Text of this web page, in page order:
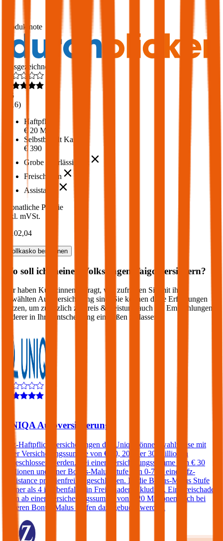
Produktnote
Ausgezeichnet
4,6
216)
Haftpflicht
€ 20 Mio.
Selbstbehalt Kasko
€ 390
Grobe Fahrlässigkeit
Freischaden
Assistance
Monatliche Prämie
inkl. mVSt.
€ 102,04
Vollkasko berechnen
Wo soll ich meinen Volkswagen Taigo versichern?
Wir haben Kund:innen befragt, wie zufrieden Sie mit ihrer
gewählten Autoversicherung sind. Sie können diese Erfahrungen
nutzen, um zusätzlich zu Preis & Leistung auch die Empfehlungen
anderer in Ihre Entscheidung einfließen zu lassen:
UNIQA Autoversicherung
Kfz-Haftpflichtversicherungen der Uniqa können wahlweise mit
einer Versicherungssumme von € 10, 20 oder 30 Millionen
abgeschlossen werden. Bei einer Versicherungssumme von € 30
Millionen und einer Bonus-Malus Stufe von 0-7 ist eine Kfz-
Assistance prämienfrei eingeschlossen. Ist die Bonus-Malus Stufe
kleiner als 4 ist ebenfalls ein Freischaden inkludiert. Ein Freischaden
kann ab einer Versicherungssumme von € 20 Millionen auch bei
höheren Bonus-Malus Stufen dazugebucht werden.